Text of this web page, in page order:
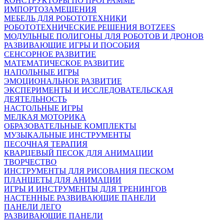
ИМПОРТОЗАМЕЩЕНИЯ
МЕБЕЛЬ ДЛЯ РОБОТОТЕХНИКИ
РОБОТОТЕХНИЧЕСКИЕ РЕШЕНИЯ BOTZEES
МОДУЛЬНЫЕ ПОЛИГОНЫ ДЛЯ РОБОТОВ И ДРОНОВ
РАЗВИВАЮЩИЕ ИГРЫ И ПОСОБИЯ
СЕНСОРНОЕ РАЗВИТИЕ
МАТЕМАТИЧЕСКОЕ РАЗВИТИЕ
НАПОЛЬНЫЕ ИГРЫ
ЭМОЦИОНАЛЬНОЕ РАЗВИТИЕ
ЭКСПЕРИМЕНТЫ И ИССЛЕДОВАТЕЛЬСКАЯ
ДЕЯТЕЛЬНОСТЬ
НАСТОЛЬНЫЕ ИГРЫ
МЕЛКАЯ МОТОРИКА
ОБРАЗОВАТЕЛЬНЫЕ КОМПЛЕКТЫ
МУЗЫКАЛЬНЫЕ ИНСТРУМЕНТЫ
ПЕСОЧНАЯ ТЕРАПИЯ
КВАРЦЕВЫЙ ПЕСОК ДЛЯ АНИМАЦИИ
ТВОРЧЕСТВО
ИНСТРУМЕНТЫ ДЛЯ РИСОВАНИЯ ПЕСКОМ
ПЛАНШЕТЫ ДЛЯ АНИМАЦИИ
ИГРЫ И ИНСТРУМЕНТЫ ДЛЯ ТРЕНИНГОВ
НАСТЕННЫЕ РАЗВИВАЮЩИЕ ПАНЕЛИ
ПАНЕЛИ ЛЕГО
РАЗВИВАЮЩИЕ ПАНЕЛИ